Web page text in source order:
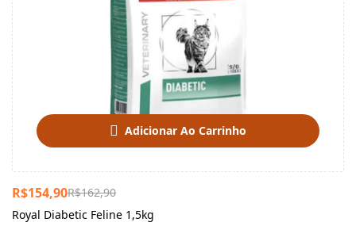
Adicionar Ao Carrinho
R$162,90
R$154,90
Royal Diabetic Feline 1,5kg